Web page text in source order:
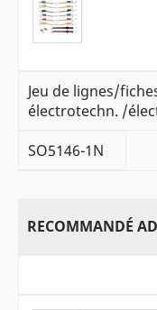
Jeu de lignes/
électrotechn. /
SO5146-1N
RECOMMANDÉ